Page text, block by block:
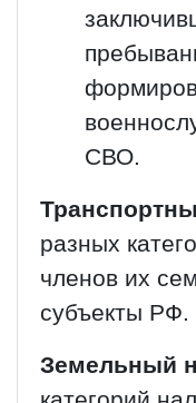
СВО.
разных
членов их
субъекты РФ.
Земельный